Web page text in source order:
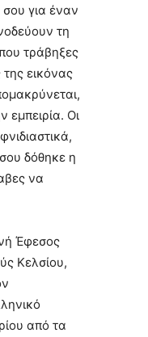
σου για έναν
τη
τράβηξες
εικόνας
εμπειρία. Οι
δόθηκε η
να
Έφεσος
Κελσίου,
από τα